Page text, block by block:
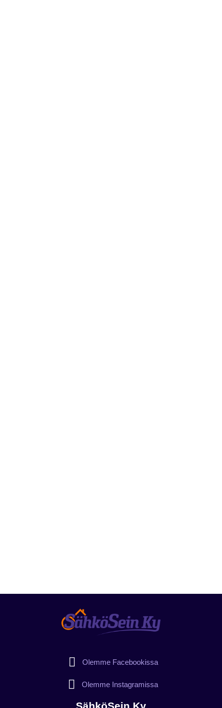
Olemme Facebookissa
Olemme Instagramissa